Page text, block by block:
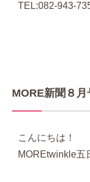
TEL:082-943-
MORE新聞８
こんにちは！
MOREtwinkle五